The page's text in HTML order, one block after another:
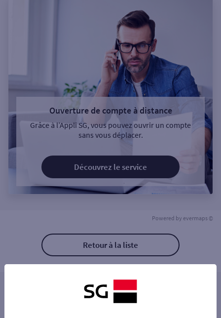
Ouverture de compte à distance
Grâce à l’Appli SG, vous pouvez ouvrir un compte
sans vous déplacer.
Découvrez le service
Powered by evermaps ©
Retour à la liste
Les distributeurs/automates à proximité